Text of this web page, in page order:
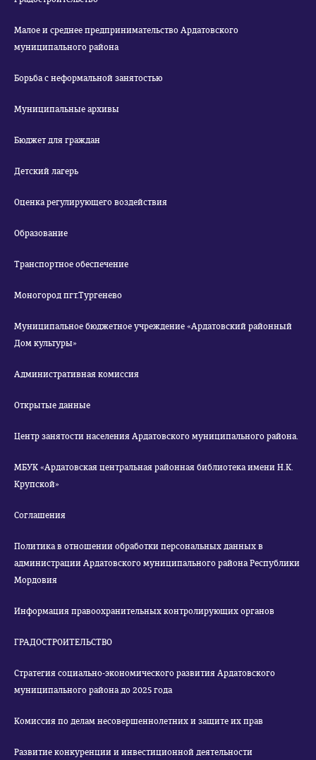
Малое и среднее предпринимательство Ардатовского
муниципального района
Борьба с неформальной занятостью
Муниципальные архивы
Бюджет для граждан
Детский лагерь
Оценка регулирующего воздействия
Образование
Транспортное обеспечение
Моногород пгт.Тургенево
Муниципальное бюджетное учреждение «Ардатовский районный
Дом культуры»
Административная комиссия
Открытые данные
Центр занятости населения Ардатовского муниципального района.
МБУК «Ардатовская центральная районная библиотека имени Н.К.
Крупской»
Соглашения
Политика в отношении обработки персональных данных в
администрации Ардатовского муниципального района Республики
Мордовия
Информация правоохранительных контролирующих органов
ГРАДОСТРОИТЕЛЬСТВО
Стратегия социально-экономического развития Ардатовского
муниципального района до 2025 года
Комиссия по делам несовершеннолетних и защите их прав
Развитие конкуренции и инвестиционной деятельности